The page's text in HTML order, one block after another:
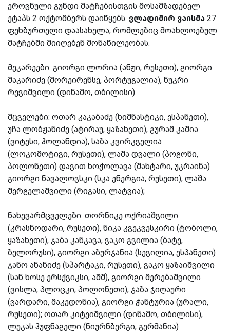
ეროვნული გუნდი მატჩებისთვის მოსამზადებელ
ეტაპს 2 ოქტომბერს დაიწყებს. ვლადიმირ ვაისმა 27
ფეხბურთელი დაასახელა, რომლებიც მოახლოებულ
მატჩებში მიიღებენ მონაწილეობას.
მეკარეები: გიორგი ლორია (ანჟი, რუსეთი), გიორგი
მაკარიძე (მორეირენსე, პორტუგალია), ნუკრი
რევიშვილი (დინამო, თბილისი)
მცველები: ოთარ კაკაბაძე (ხიმნასტიკი, ესპანეთი),
უჩა ლობჟანიძე (ატირაუ, ყაზახეთი), გურამ კაშია
(ვიტესი, ჰოლანდია), საბა კვირკველია
(ლოკომოტივი, რუსეთი), ლაშა დვალი (პოგონი,
პოლონეთი) დავით ხოჭოლავა (შახტარი, უკრაინა)
გიორგი ნავალოვსკი (სკა ენერგია, რუსეთი), ლაშა
შერგელაშვილი (რიგასი, ლატვია);
ნახევარმცველები: თორნიკე ოქრიაშვილი
(კრასნოდარი, რუსეთი), ნიკა კვეკვესკირი (ტობოლი,
ყაზახეთი), ჯაბა კანკავა, ვაკო გვილია (ბატე,
ბელორუსი), გიორგი აბურჯანია (სევილია, ესპანეთი)
ჯანო ანანიძე (სპარტაკი, რუსეთი), ვაკო ყაზაიშვილი
(სან ხოსე ერსქვიკსი, აშშ), გიორგი მერებაშვილი
(ვისლა, პლოცკი, პოლონეთი), ჯაბა ჯიღაური
(ვარდარი, მაკედონია), გიორგი ჭანტურია (ურალი,
რუსეთი); ოთარ კიტეიშვილი (დინამო, თბილისი),
ლუკას ჰუფნაგელი (ნიურნბერგი, გერმანია)